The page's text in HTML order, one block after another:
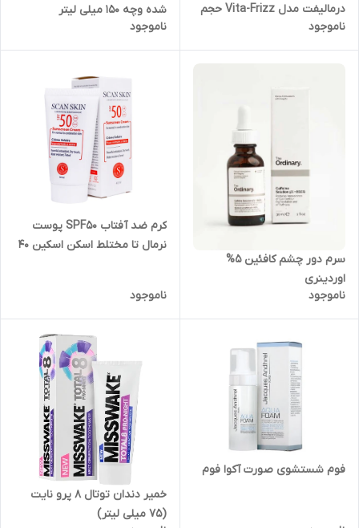
درمالیفت مدل Vita-Frizz حجم
200 میلی لیتر
ناموجود
شده وچه 150 میلی لیتر
ناموجود
سرم دور چشم کافئین ۵%
اوردینری
ناموجود
کرم ضد آفتاب SPF50 پوست
نرمال تا مختلط اسکن اسکین 40
ناموجود
فوم شستشوی صورت آکوا فوم
خمیر دندان توتال 8 پرو نایت
(75 میلی لیتر)